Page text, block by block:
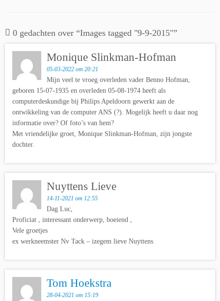
0 gedachten over “Images tagged "9-9-2015"”
Monique Slinkman-Hofman
05-03-2022 om 20:21
Mijn veel te vroeg overleden vader Benno Hofman,
geboren 15-07-1935 en overleden 05-08-1974 heeft als
computerdeskundige bij Philips Apeldoorn gewerkt aan de
ontwikkeling van de computer ANS (?). Mogelijk heeft u daar nog
informatie over? Of foto’s van hem?
Met vriendelijke groet, Monique Slinkman-Hofman, zijn jongste
dochter.
Nuyttens Lieve
14-11-2021 om 12:55
Dag Luc,
Proficiat , interessant onderwerp, boeiend ,
Vele groetjes
ex werkneemster Nv Tack – izegem lieve Nuyttens
Tom Hoekstra
28-04-2021 om 15:19